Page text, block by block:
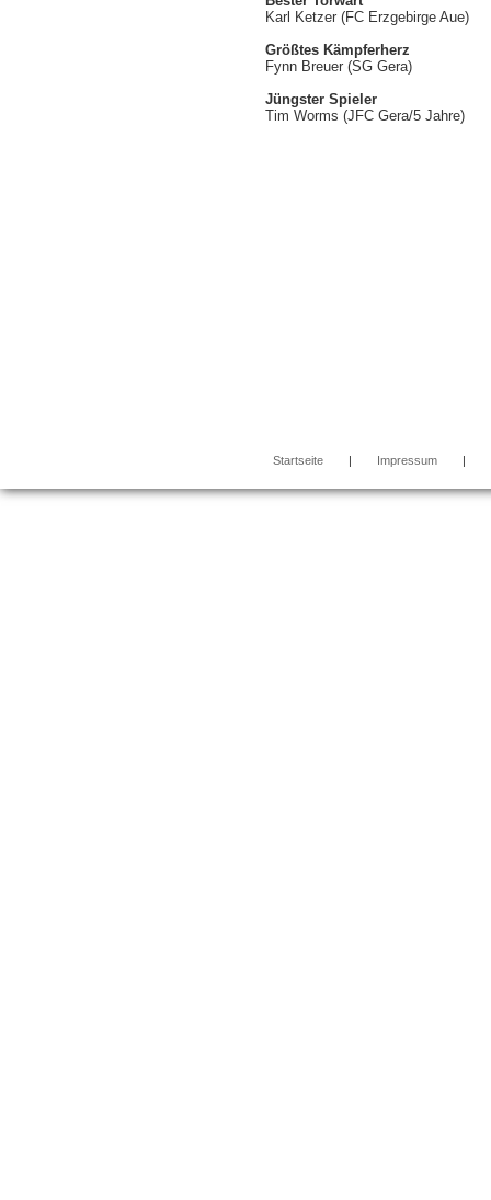
Karl Ketzer (FC Erzgebirge Aue)
Größtes Kämpferherz
Fynn Breuer (SG Gera)
Jüngster Spieler
Tim Worms (JFC Gera/5 Jahre)
Startseite | Impressum |